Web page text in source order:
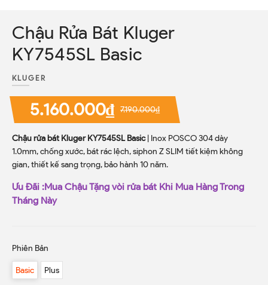
Chậu Rửa Bát Kluger
KY7545SL Basic
KLUGER
5.160.000₫ 7.190.000₫
Chậu rửa bát Kluger KY7545SL Basic| Inox POSCO 304 dày
1.0mm, chống xước, bát rác lệch, siphon Z SLIM tiết kiệm không
gian, thiết kế sang trọng, bảo hành 10 năm.
Ưu Đãi :Mua Chậu Tặng vòi rửa bát Khi Mua Hàng Trong
Tháng Này
Phiên Bản
Basic Plus